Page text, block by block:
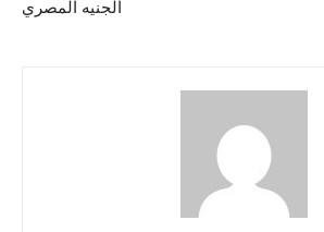
الجنيه المصري